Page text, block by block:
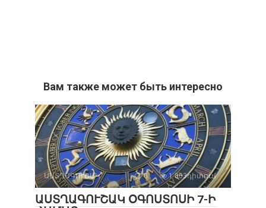
Вам также может быть интересно
ԱՍՏՂԱԳՈՒՇԱԿ 0 1 803դիտում
ԱՍՏՂԱԳՈՒՇԱԿ ՕԳՈՍՏՈՍԻ 7-Ի